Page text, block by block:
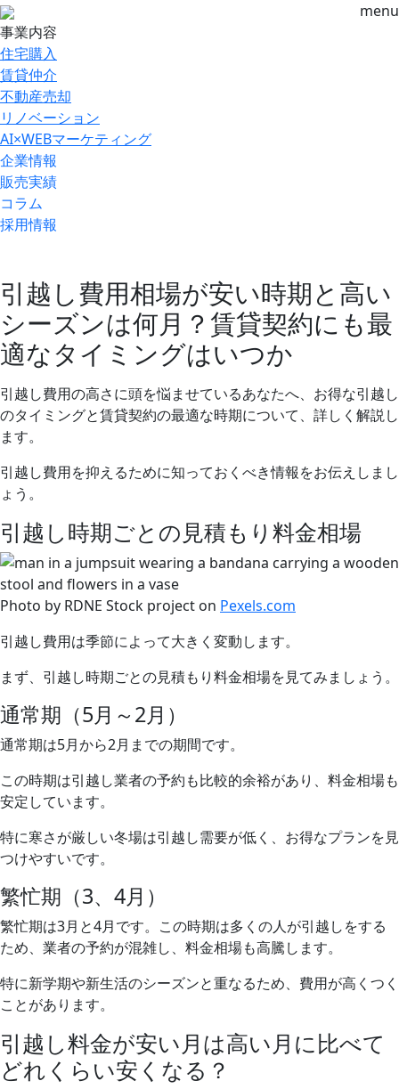
menu
事業内容
住宅購入
賃貸仲介
不動産売却
リノベーション
AI×WEBマーケティング
企業情報
販売実績
コラム
採用情報
引越し費用相場が安い時期と高い
シーズンは何月？賃貸契約にも最
適なタイミングはいつか
引越し費用の高さに頭を悩ませているあなたへ、お得な引越し
のタイミングと賃貸契約の最適な時期について、詳しく解説し
ます。
引越し費用を抑えるために知っておくべき情報をお伝えしまし
ょう。
引越し時期ごとの見積もり料金相場
Photo by RDNE Stock project on Pexels.com
引越し費用は季節によって大きく変動します。
まず、引越し時期ごとの見積もり料金相場を見てみましょう。
通常期（5月～2月）
通常期は5月から2月までの期間です。
この時期は引越し業者の予約も比較的余裕があり、料金相場も
安定しています。
特に寒さが厳しい冬場は引越し需要が低く、お得なプランを見
つけやすいです。
繁忙期（3、4月）
繁忙期は3月と4月です。この時期は多くの人が引越しをする
ため、業者の予約が混雑し、料金相場も高騰します。
特に新学期や新生活のシーズンと重なるため、費用が高くつく
ことがあります。
引越し料金が安い月は高い月に比べて
どれくらい安くなる？